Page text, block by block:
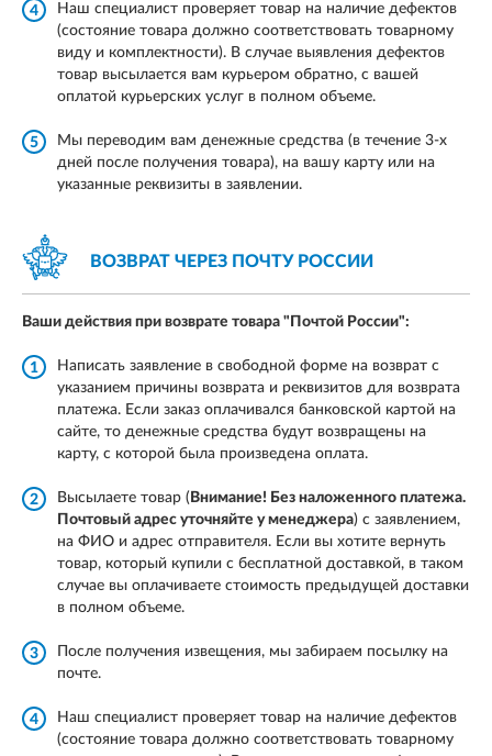
4
Наш специалист проверяет товар на наличие дефектов
(состояние товара должно соответствовать товарному
виду и комплектности). В случае выявления дефектов
товар высылается вам курьером обратно, с вашей
оплатой курьерских услуг в полном объеме.
5
Мы переводим вам денежные средства (в течение 3-х
дней после получения товара), на вашу карту или на
указанные реквизиты в заявлении.
ВОЗВРАТ ЧЕРЕЗ ПОЧТУ РОССИИ
Ваши действия при возврате товара "Почтой России":
1
Написать заявление в свободной форме на возврат с
указанием причины возврата и реквизитов для возврата
платежа. Если заказ оплачивался банковской картой на
сайте, то денежные средства будут возвращены на
карту, с которой была произведена оплата.
2 Высылаете товар ( Внимание! Без наложенного платежа.
Почтовый адрес уточняйте у менеджера) с заявлением,
на ФИО и адрес отправителя. Если вы хотите вернуть
товар, который купили с бесплатной доставкой, в таком
случае вы оплачиваете стоимость предыдущей доставки
в полном объеме.
3
После получения извещения, мы забираем посылку на
почте.
4
Наш специалист проверяет товар на наличие дефектов
(состояние товара должно соответствовать товарному